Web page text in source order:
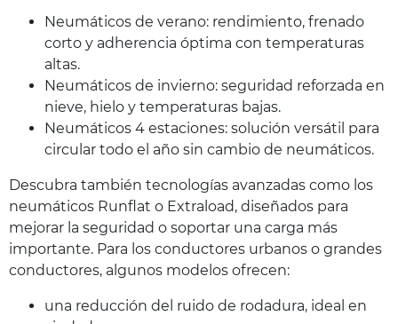
Neumáticos de verano: rendimiento, frenado
corto y adherencia óptima con temperaturas
altas.
Neumáticos de invierno: seguridad reforzada en
nieve, hielo y temperaturas bajas.
Neumáticos 4 estaciones: solución versátil para
circular todo el año sin cambio de neumáticos.
Descubra también tecnologías avanzadas como los
neumáticos Runflat o Extraload, diseñados para
mejorar la seguridad o soportar una carga más
importante. Para los conductores urbanos o grandes
conductores, algunos modelos ofrecen:
una reducción del ruido de rodadura, ideal en